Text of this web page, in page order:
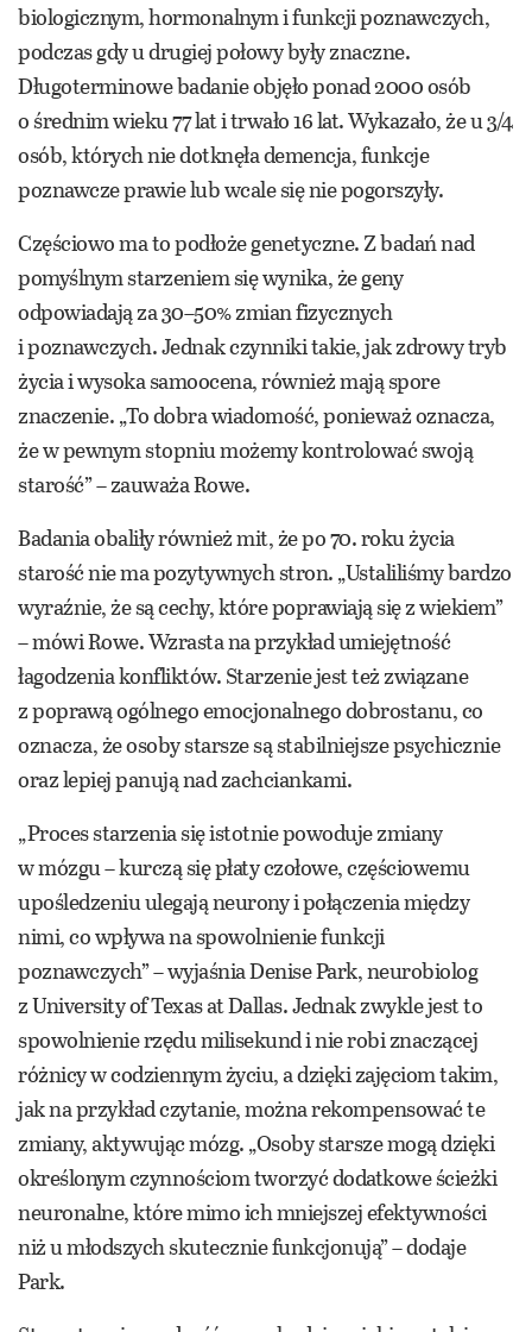
biologicznym, hormonalnym i funkcji poznawczych,
podczas gdy u drugiej połowy były znaczne.
Długoterminowe badanie objęło ponad 2000 osób
o średnim wieku 77 lat i trwało 16 lat. Wykazało, że u 3/4
osób, których nie dotknęła demencja, funkcje
poznawcze prawie lub wcale się nie pogorszyły.
Częściowo ma to podłoże genetyczne. Z badań nad
pomyślnym starzeniem się wynika, że geny
odpowiadają za 30–50% zmian fizycznych
i poznawczych. Jednak czynniki takie, jak zdrowy tryb
życia i wysoka samoocena, również mają spore
znaczenie. „To dobra wiadomość, ponieważ oznacza,
że w pewnym stopniu możemy kontrolować swoją
starość” – zauważa Rowe.
Badania obaliły również mit, że po 70. roku życia
starość nie ma pozytywnych stron. „Ustaliliśmy bardzo
wyraźnie, że są cechy, które poprawiają się z wiekiem”
– mówi Rowe. Wzrasta na przykład umiejętność
łagodzenia konfliktów. Starzenie jest też związane
z poprawą ogólnego emocjonalnego dobrostanu, co
oznacza, że osoby starsze są stabilniejsze psychicznie
oraz lepiej panują nad zachciankami.
„Proces starzenia się istotnie powoduje zmiany
w mózgu – kurczą się płaty czołowe, częściowemu
upośledzeniu ulegają neurony i połączenia między
nimi, co wpływa na spowolnienie funkcji
poznawczych” – wyjaśnia Denise Park, neurobiolog
z University of Texas at Dallas. Jednak zwykle jest to
spowolnienie rzędu milisekund i nie robi znaczącej
różnicy w codziennym życiu, a dzięki zajęciom takim,
jak na przykład czytanie, można rekompensować te
zmiany, aktywując mózg. „Osoby starsze mogą dzięki
określonym czynnościom tworzyć dodatkowe ścieżki
neuronalne, które mimo ich mniejszej efektywności
niż u młodszych skutecznie funkcjonują” – dodaje
Park.